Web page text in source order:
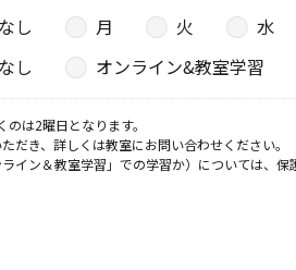
し 月 火 水
し オンライン&教室学習
は2曜日となります。
き、詳しくは教室にお問い合わせください。
ン＆教室学習」での学習か）については、保